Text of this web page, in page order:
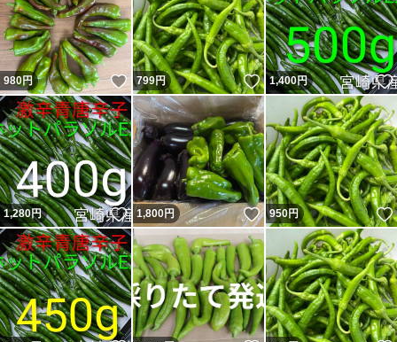
980円 いいね！
799円 いいね！
1,400円
1,280円 いいね！
1,800円 いいね！
950円